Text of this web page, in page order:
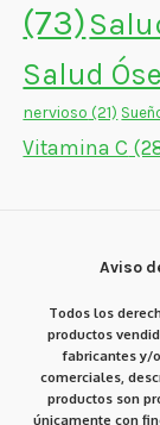
(73)
Salud
nervioso (21)
Vitamina C
Aviso
Todos los
productos
fabricantes y/
comerciales,
productos son
únicamente con